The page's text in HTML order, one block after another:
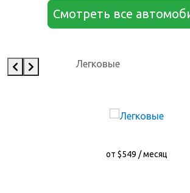
Смотреть все
Легковые
от $549 / месяц